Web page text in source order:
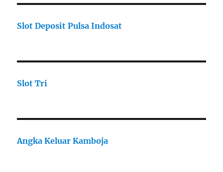
Slot Deposit Pulsa Indosat
Slot Tri
Angka Keluar Kamboja